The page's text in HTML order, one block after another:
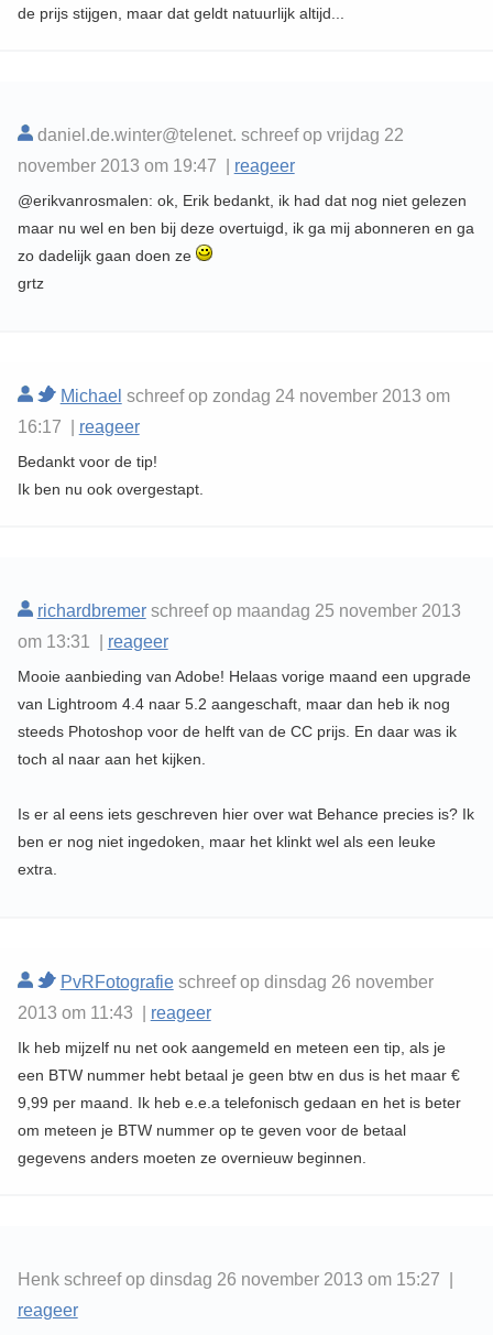
de prijs stijgen, maar dat geldt natuurlijk altijd...
daniel.de.winter@telenet. schreef op vrijdag 22
november 2013 om 19:47 | reageer
@erikvanrosmalen: ok, Erik bedankt, ik had dat nog niet gelezen
maar nu wel en ben bij deze overtuigd, ik ga mij abonneren en ga
zo dadelijk gaan doen ze
grtz
Michael schreef op zondag 24 november 2013 om
16:17 | reageer
Bedankt voor de tip!
Ik ben nu ook overgestapt.
richardbremerschreef op maandag 25 november 2013
om 13:31 | reageer
Mooie aanbieding van Adobe! Helaas vorige maand een upgrade
van Lightroom 4.4 naar 5.2 aangeschaft, maar dan heb ik nog
steeds Photoshop voor de helft van de CC prijs. En daar was ik
toch al naar aan het kijken.
Is er al eens iets geschreven hier over wat Behance precies is? Ik
ben er nog niet ingedoken, maar het klinkt wel als een leuke
extra.
PvRFotografieschreef op dinsdag 26 november
2013 om 11:43 | reageer
Ik heb mijzelf nu net ook aangemeld en meteen een tip, als je
een BTW nummer hebt betaal je geen btw en dus is het maar €
9,99 per maand. Ik heb e.e.a telefonisch gedaan en het is beter
om meteen je BTW nummer op te geven voor de betaal
gegevens anders moeten ze overnieuw beginnen.
Henk schreef op dinsdag 26 november 2013 om 15:27 |
reageer